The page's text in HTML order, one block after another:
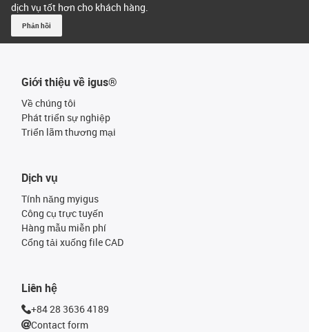
dịch vụ tốt hơn cho khách hàng.
Phản hồi
Giới thiệu về igus®
Về chúng tôi
Phát triển sự nghiệp
Triển lãm thương mại
Dịch vụ
Tính năng myigus
Công cụ trực tuyến
Hàng mẫu miễn phí
Cổng tải xuống file CAD
Liên hệ
+84 28 3636 4189
Contact form